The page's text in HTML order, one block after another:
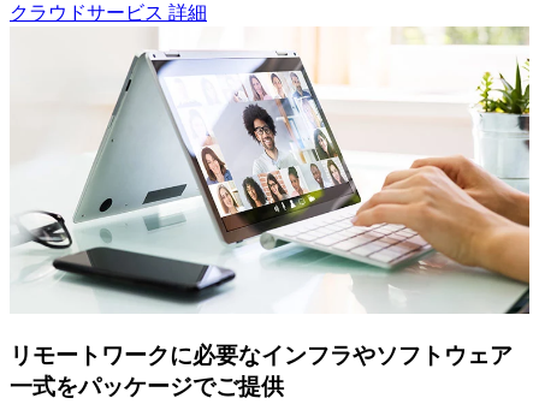
クラウドサービス 詳細
リモートワークに必要なインフラやソフトウェア
一式をパッケージでご提供